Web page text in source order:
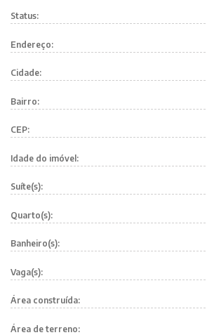
Status:
Endereço:
Cidade:
Bairro:
CEP:
Idade do imóvel:
Suíte(s):
Quarto(s):
Banheiro(s):
Vaga(s):
Área construída:
Área de terreno: